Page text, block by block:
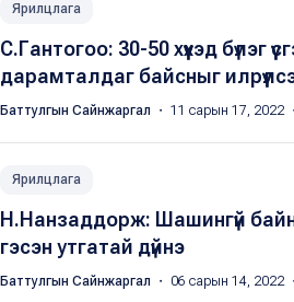
Ярилцлага
С.Гантогоо: 30-50 хүүхэд бүлэг
дарамталдаг байсныг
Баттулгын Сайнжаргал ・ 11 сарын 17, 2022
Ярилцлага
Н.Нанзаддорж: Шашингүй
гэсэн утгатай дүйнэ
Баттулгын Сайнжаргал ・ 06 сарын 14, 2022